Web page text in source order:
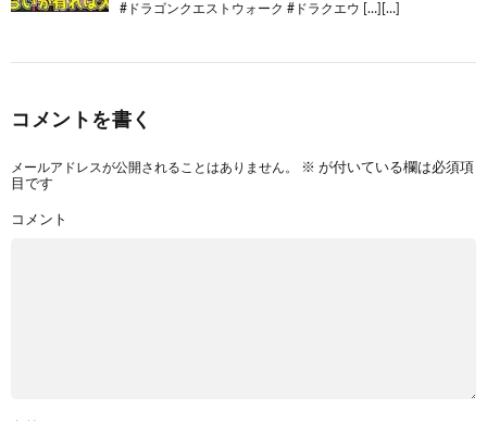
#ドラゴンクエストウォーク #ドラクエウ […][…]
コメントを書く
メールアドレスが公開されることはありません。 ※ が付いている欄は必須項
目です
コメント